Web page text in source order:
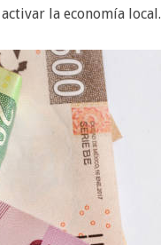
la economía local.